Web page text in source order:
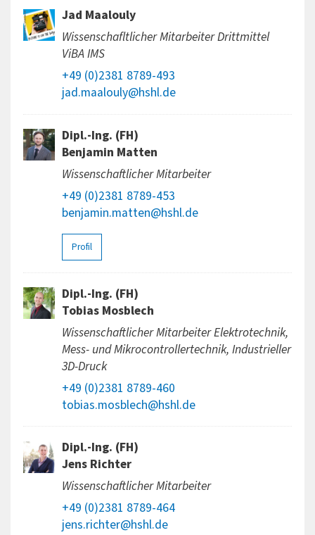
Jad Maalouly
Wissenschafltlicher Mitarbeiter Drittmittel
ViBA IMS
+49 (0)2381 8789-493
jad.maalouly@hshl.de
Dipl.-Ing. (FH)
Benjamin Matten
Wissenschaftlicher Mitarbeiter
+49 (0)2381 8789-453
benjamin.matten@hshl.de
Profil
Dipl.-Ing. (FH)
Tobias Mosblech
Wissenschaftlicher Mitarbeiter Elektrotechnik,
Mess- und Mikrocontrollertechnik, Industrieller
3D-Druck
+49 (0)2381 8789-460
tobias.mosblech@hshl.de
Dipl.-Ing. (FH)
Jens Richter
Wissenschaftlicher Mitarbeiter
+49 (0)2381 8789-464
jens.richter@hshl.de